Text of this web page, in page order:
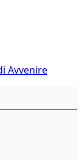
Avvenire